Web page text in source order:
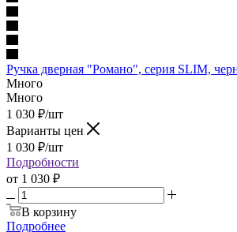
Ручка дверная "Романо", серия SLIM,
Много
Много
1 030 ₽/шт
Варианты цен
1 030 ₽/шт
Подробности
от 1 030 ₽
В корзину
Подробнее